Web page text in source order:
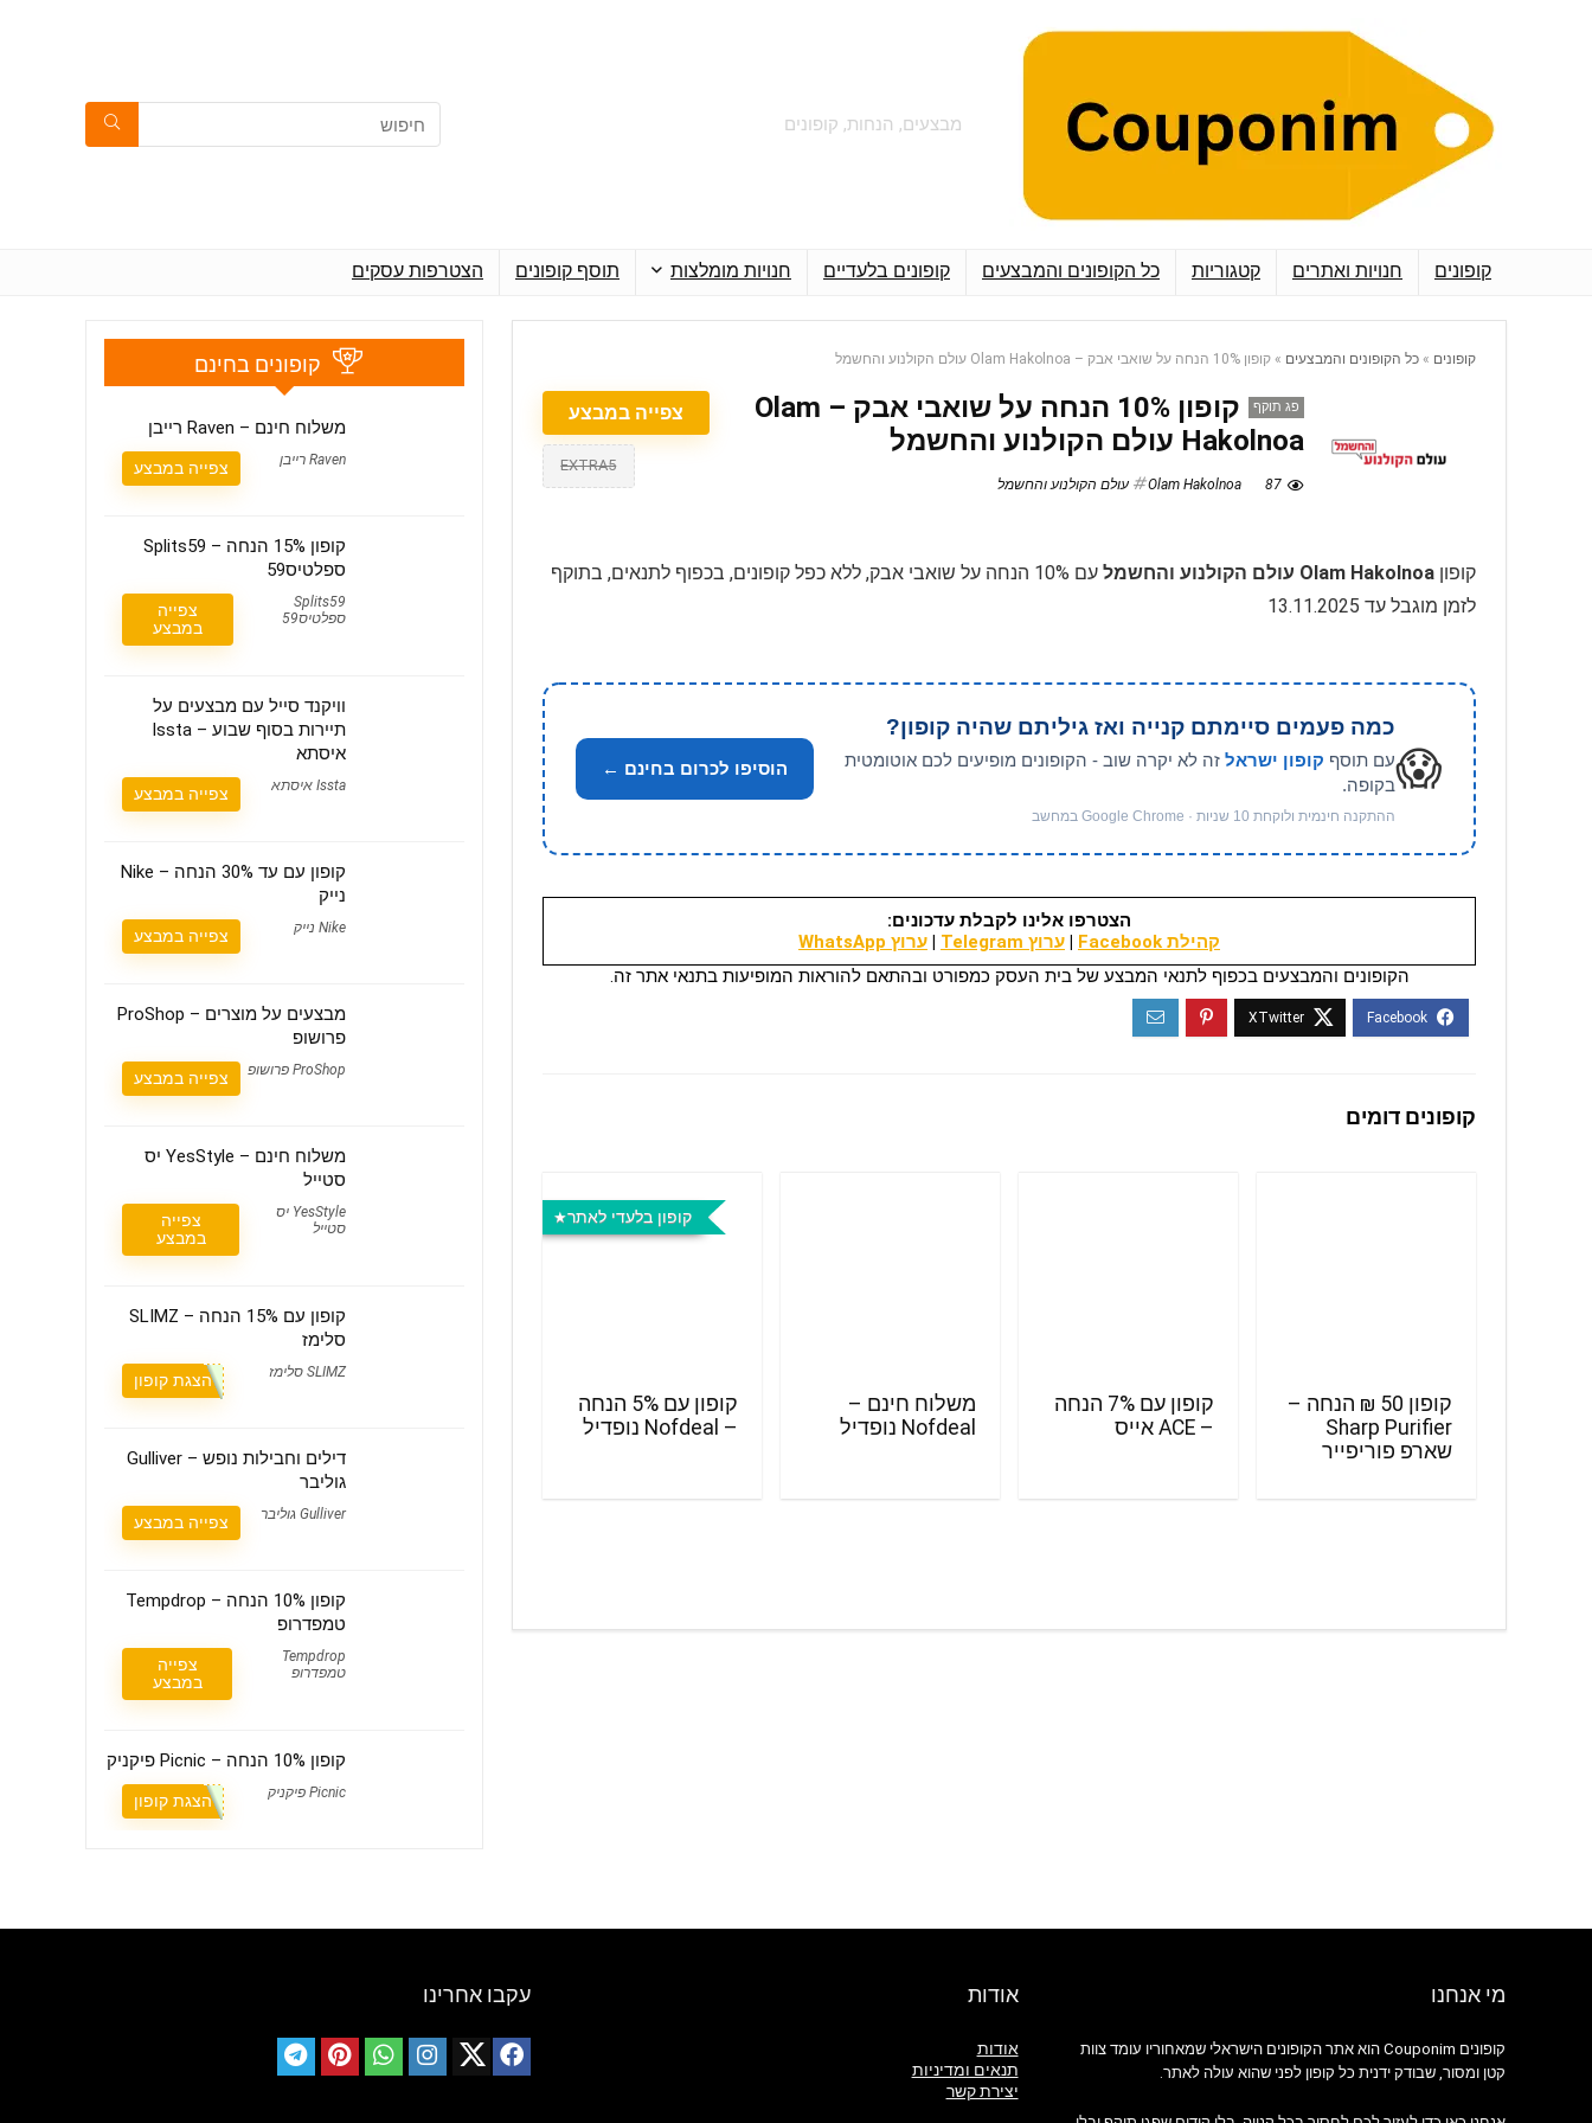
מבצעים, הנחות, קופונים
קופונים חנויות ואתרים קטגוריות כל הקופונים והמבצעים קופונים בלעדיים חנויות מומלצות תוסף קופונים הצטרפות עסקים
קופונים » כל הקופונים והמבצעים » קופון 10% הנחה על שואבי אבק – Olam Hakolnoa עולם הקולנוע והחשמל
פג תוקף
קופון 10% הנחה על שואבי אבק – Olam
Hakolnoa עולם הקולנוע והחשמל
87 Olam Hakolnoa עולם הקולנוע והחשמל
צפייה במבצע
EXTRA5
קופון Olam Hakolnoa עולם הקולנוע והחשמל
עם 10% הנחה על שואבי אבק, ללא כפל קופונים, בכפוף לתנאים, בתוקף
לזמן מוגבל עד 13.11.2025
😱
כמה פעמים סיימתם קנייה ואז גיליתם שהיה קופון?
עם תוסף קופון ישראל זה לא יקרה שוב - הקופונים מופיעים לכם אוטומטית
בקופה.
ההתקנה חינמית ולוקחת 10 שניות · Google Chrome במחשב
הוסיפו לכרום בחינם ←
הצטרפו אלינו לקבלת עדכונים:
קהילת Facebook
| ערוץ Telegram | ערוץ WhatsApp
הקופונים והמבצעים בכפוף לתנאי המבצע של בית העסק כמפורט ובהתאם להוראות המופיעות בתנאי אתר זה.
קופונים דומים
קופון 50 ₪ הנחה –
Sharp Purifier
שארפ פוריפייר
קופון עם 7% הנחה
– ACE אייס
משלוח חינם –
Nofdeal נופדיל
קופון בלעדי לאתר
קופון עם 5% הנחה
– Nofdeal נופדיל
קופונים בחינם
משלוח חינם – Raven רייבן
Raven רייבן צפייה במבצע
קופון 15% הנחה – Splits59
ספלטיס59
Splits59
ספלטיס59
צפייה
במבצע
וויקנד סייל עם מבצעים על
תיירות בסוף שבוע – Issta
איסתא
Issta איסתא צפייה במבצע
קופון עם עד 30% הנחה – Nike
נייק
Nike נייק צפייה במבצע
מבצעים על מוצרים – ProShop
פרושופ
ProShop פרושופ צפייה במבצע
משלוח חינם – YesStyle יס
סטייל
YesStyle יס
סטייל
צפייה
במבצע
קופון עם 15% הנחה – SLIMZ
סלימז
SLIMZ סלימז הצגת קופון
דילים וחבילות נופש – Gulliver
גוליבר
Gulliver גוליבר צפייה במבצע
קופון 10% הנחה – Tempdrop
טמפדרופ
Tempdrop
טמפדרופ
צפייה
במבצע
קופון 10% הנחה – Picnic פיקניק
Picnic פיקניק הצגת קופון
מי אנחנו
קופונים Couponim הוא אתר הקופונים הישראלי שמאחוריו עומד צוות
קטן ומסור, שבודק ידנית כל קופון לפני שהוא עולה לאתר.
אודות
אודות
תנאים ומדיניות
יצירת קשר
עקבו אחרינו